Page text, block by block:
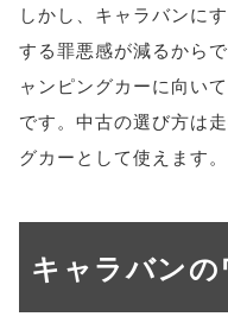
しかし、キャラバンに
する罪悪感が減るから
ャンピングカーに向い
です。中古の選び方は
グカーとして使えます。
キャラバンの